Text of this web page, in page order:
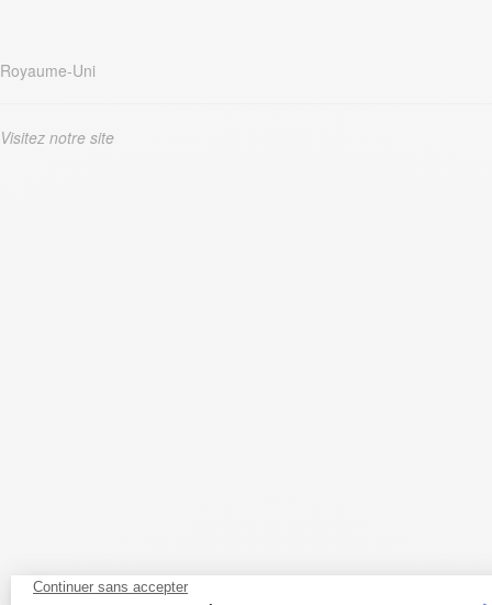
Royaume-Uni
Visitez notre site